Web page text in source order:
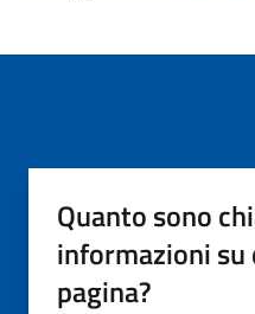
Quanto sono
informazioni su
pagina?